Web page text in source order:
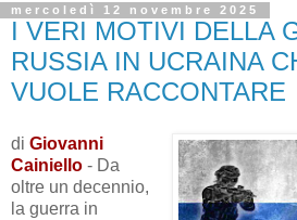
mercoledì 12 novembre 2025
I VERI MOTIVI DELLA
RUSSIA IN UCRAINA
VUOLE RACCONTARE
di Giovanni
Cainiello - Da
oltre un decennio,
la guerra in